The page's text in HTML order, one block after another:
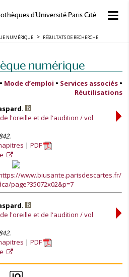
d'Université Paris Cité
NUMÉRIQUE RÉSULTATS DE RECHERCHE
numérique
• Mode d’emploi • Services associés •
Réutilisations
l'oreille et de l'audition / vol
PDF
www.biusante.parisdescartes.fr/
page?35072x02&p=7
l'oreille et de l'audition / vol
PDF